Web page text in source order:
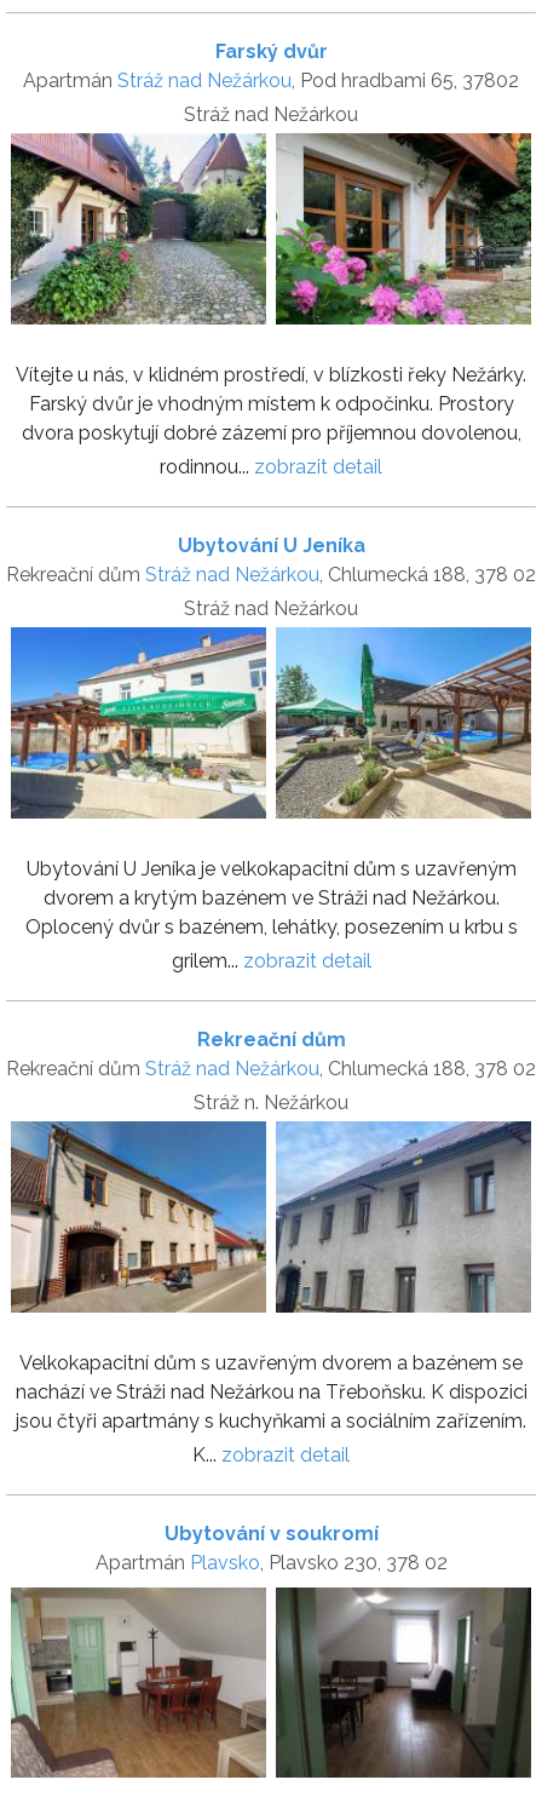
Farský dvůr
Apartmán Stráž nad Nežárkou, Pod hradbami 65, 37802
Stráž nad Nežárkou
Vítejte u nás, v klidném prostředí, v blízkosti řeky Nežárky.
Farský dvůr je vhodným místem k odpočinku. Prostory
dvora poskytují dobré zázemí pro příjemnou dovolenou,
rodinnou... zobrazit detail
Ubytování U Jeníka
Rekreační dům Stráž nad Nežárkou, Chlumecká 188, 378 02
Stráž nad Nežárkou
Ubytování U Jeníka je velkokapacitní dům s uzavřeným
dvorem a krytým bazénem ve Stráži nad Nežárkou.
Oplocený dvůr s bazénem, lehátky, posezením u krbu s
grilem... zobrazit detail
Rekreační dům
Rekreační dům Stráž nad Nežárkou, Chlumecká 188, 378 02
Stráž n. Nežárkou
Velkokapacitní dům s uzavřeným dvorem a bazénem se
nachází ve Stráži nad Nežárkou na Třeboňsku. K dispozici
jsou čtyři apartmány s kuchyňkami a sociálním zařízením.
K... zobrazit detail
Ubytování v soukromí
Apartmán Plavsko, Plavsko 230, 378 02